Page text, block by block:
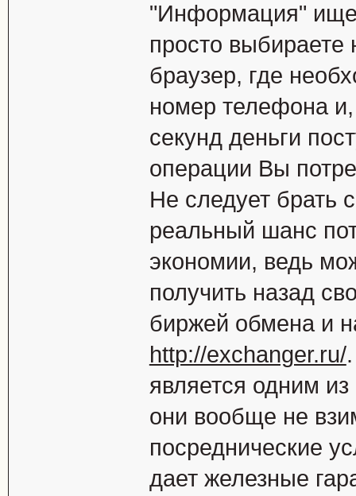
"Информация"
просто выбираете
браузер, где
номер телефона и,
секунд деньги
операции Вы
Не следует брать
реальный шанс
экономии, ведь
получить назад
биржей обмена и
http://exchanger.ru/
является одним
они вообще не
посреднические
дает железные